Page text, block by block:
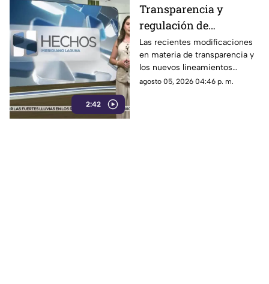
2:42
Transparencia y
regulación de
audiencias, bajo la lupa
por posible control de
la información
Las recientes modificaciones
en materia de transparencia y
los nuevos lineamientos
relacionados con las
agosto 05, 2026 04:46 p. m.